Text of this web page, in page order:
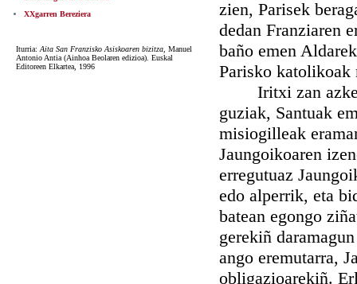
XXgarren Bereziera
Iturria: Aita San Franzisko Asiskoaren bizitza , Manuel
Antonio Antia (Ainhoa Beolaren edizioa). Euskal
Editoreen Elkartea, 1996
zien, Parisek
dedan Franziaren
baño emen
Parisko katolikoak
Iritxi zan
guziak, Santuak
misiogilleak
Jaungoikoaren
erregutuaz
edo alperrik, eta
batean egongo
gerekiñ
ango eremutarra,
obligazioarekiñ.